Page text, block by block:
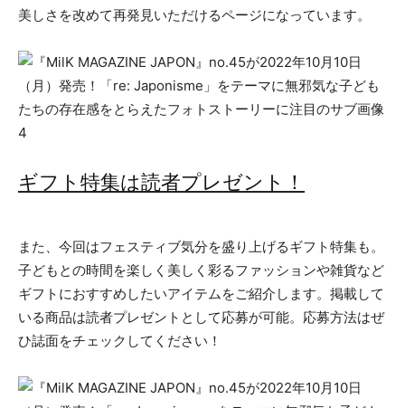
美しさを改めて再発見いただけるページになっています。
ギフト特集は読者プレゼント！
また、今回はフェスティブ気分を盛り上げるギフト特集も。
子どもとの時間を楽しく美しく彩るファッションや雑貨など
ギフトにおすすめしたいアイテムをご紹介します。掲載して
いる商品は読者プレゼントとして応募が可能。応募方法はぜ
ひ誌面をチェックしてください！